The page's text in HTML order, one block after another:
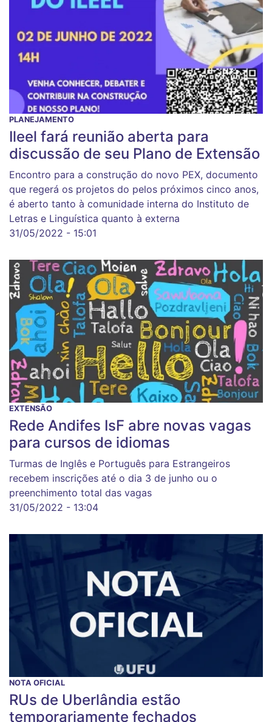
PLANEJAMENTO
Ileel fará reunião aberta para
discussão de seu Plano de Extensão
Encontro para a construção do novo PEX, documento
que regerá os projetos do pelos próximos cinco anos,
é aberto tanto à comunidade interna do Instituto de
Letras e Linguística quanto à externa
31/05/2022 - 15:01
EXTENSÃO
Rede Andifes IsF abre novas vagas
para cursos de idiomas
Turmas de Inglês e Português para Estrangeiros
recebem inscrições até o dia 3 de junho ou o
preenchimento total das vagas
31/05/2022 - 13:04
NOTA OFICIAL
RUs de Uberlândia estão
temporariamente fechados